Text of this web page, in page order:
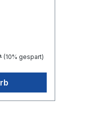
(10% gespart)